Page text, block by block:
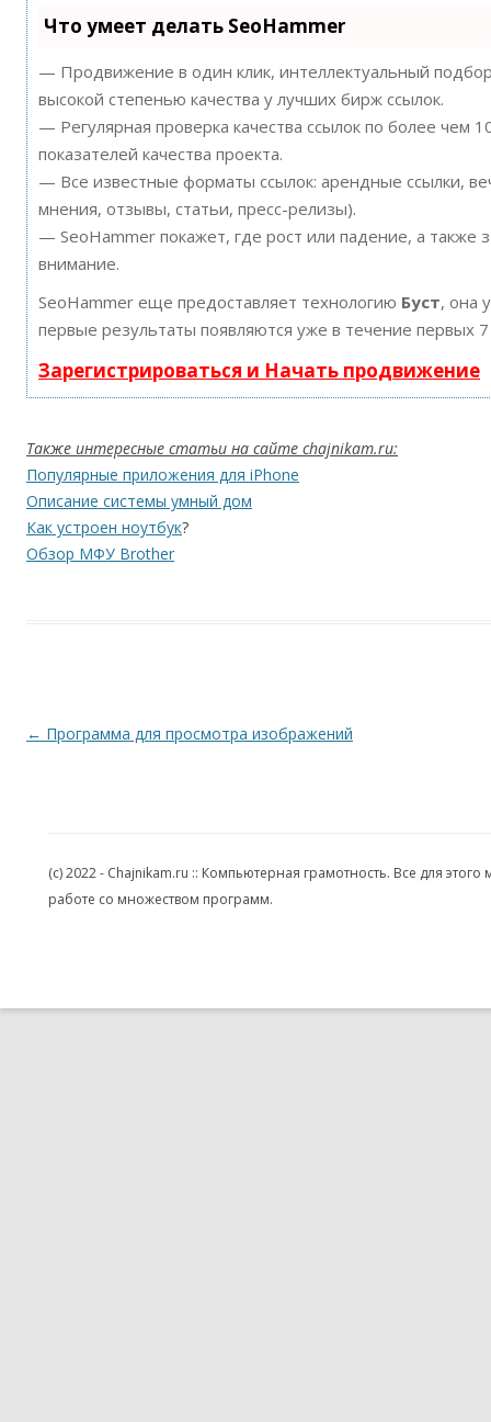
Что умеет делать SeoHammer
— Продвижение в один клик, интеллектуальный
высокой степенью качества у лучших бирж ссылок.
— Регулярная проверка качества ссылок по более чем
показателей качества проекта.
— Все известные форматы ссылок: арендные ссылки,
мнения, отзывы, статьи, пресс-релизы).
— SeoHammer покажет, где рост или падение, а также
внимание.
SeoHammer еще предоставляет технологию Буст, она
первые результаты появляются уже в течение первых
Зарегистрироваться и Начать продвижение
Также интересные статьи на сайте chajnikam.ru:
Популярные приложения для iPhone
Описание системы умный дом
Как устроен ноутбук?
Обзор МФУ Brother
Навигация по записям
← Программа для просмотра изображений
(c) 2022 - Chajnikam.ru :: Компьютерная грамотность. Все для
работе со множеством программ.